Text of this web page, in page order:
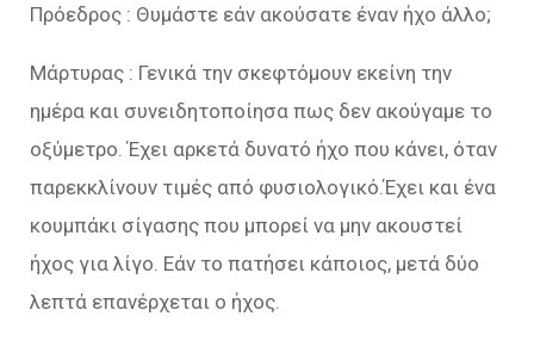
Πρόεδρος : Θυμάστε εάν ακούσατε έναν ήχο άλλο;
Μάρτυρας : Γενικά την σκεφτόμουν εκείνη την
ημέρα και συνειδητοποίησα πως δεν ακούγαμε το
οξύμετρο. Έχει αρκετά δυνατό ήχο που κάνει, όταν
παρεκκλίνουν τιμές από φυσιολογικό.Έχει και ένα
κουμπάκι σίγασης που μπορεί να μην ακουστεί
ήχος για λίγο. Εάν το πατήσει κάποιος, μετά δύο
λεπτά επανέρχεται ο ήχος.